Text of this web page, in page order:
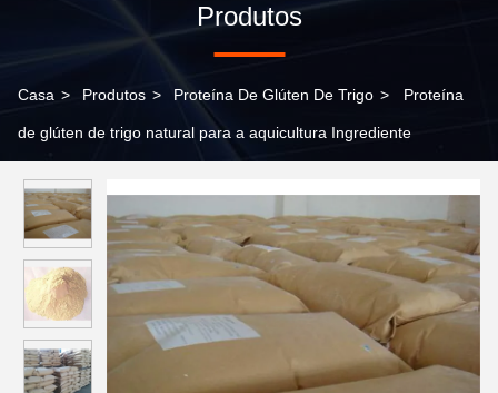
Produtos
Casa > Produtos > Proteína De Glúten De Trigo > Proteína
de glúten de trigo natural para a aquicultura Ingrediente